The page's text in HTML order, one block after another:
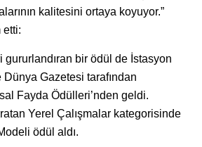
kalitesini ortaya koyuyor.”
etti:
gururlandıran bir ödül de İstasyon
Gazetesi tarafından
Fayda Ödülleri’nden geldi.
Yerel Çalışmalar kategorisinde
ödül aldı.